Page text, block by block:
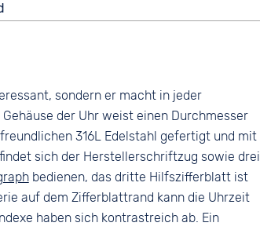
sondern er macht in jeder
der Uhr weist einen Durchmesser
316L Edelstahl gefertigt und mit
sich der Herstellerschriftzug sowie drei
bedienen, das dritte Hilfszifferblatt ist
auf dem Zifferblattrand kann die Uhrzeit
haben sich kontrastreich ab. Ein